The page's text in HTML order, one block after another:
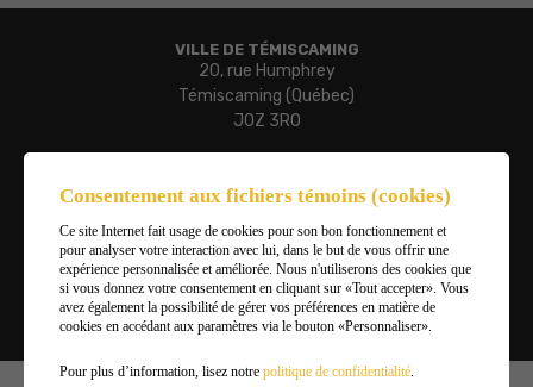
Consentement aux fichiers témoins (cookies)
Ce site Internet fait usage de cookies pour son bon fonctionnement et
pour analyser votre interaction avec lui, dans le but de vous offrir une
expérience personnalisée et améliorée. Nous n'utiliserons des cookies que
si vous donnez votre consentement en cliquant sur «Tout accepter». Vous
avez également la possibilité de gérer vos préférences en matière de
cookies en accédant aux paramètres via le bouton «Personnaliser».
Pour plus d’information, lisez notre politique de confidentialité.
VILLE DE TÉMISCAMING
20, rue Humphrey
Témiscaming (Québec)
J0Z 3R0
819 627-3273
819 627-3019
Courriel :
ville.temiscaming@temiscaming.net
Gérer mes témoins (cookies)